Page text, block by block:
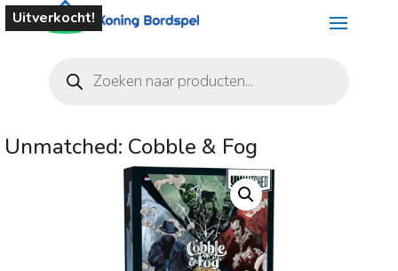
zoeken
Uitverkocht!
Unmatched: Cobble & Fog